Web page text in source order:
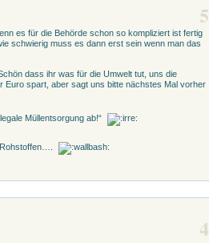
5
es für die Behörde schon so kompliziert ist fertig
schwierig muss es dann erst sein wenn man das
dass ihr was für die Umwelt tut, uns die
Euro spart, aber sagt uns bitte nächstes Mal vorher
Müllentsorgung ab!“
4